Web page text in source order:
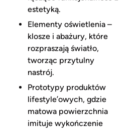
estetyką.
Elementy oświetlenia –
klosze i abażury, które
rozpraszają światło,
tworząc przytulny
nastrój.
Prototypy produktów
lifestyle’owych, gdzie
matowa powierzchnia
imituje wykończenie